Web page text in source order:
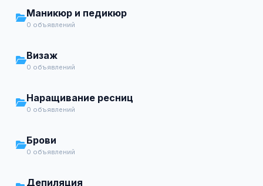
Маникюр и педикюр
0 объявлений
Визаж
0 объявлений
Наращивание ресниц
0 объявлений
Брови
0 объявлений
Депиляция